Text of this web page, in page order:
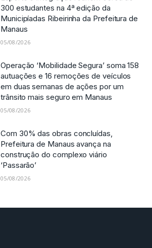
300 estudantes na 4ª edição da
Municipíadas Ribeirinha da Prefeitura de
Manaus
05/08/2026
Operação ‘Mobilidade Segura’ soma 158
autuações e 16 remoções de veículos
em duas semanas de ações por um
trânsito mais seguro em Manaus
05/08/2026
Com 30% das obras concluídas,
Prefeitura de Manaus avança na
construção do complexo viário
‘Passarão’
05/08/2026